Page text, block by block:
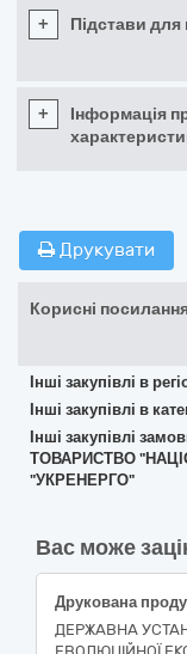
+ Підстави для
+
Інформація
Друкувати
Корисні
Інші закупівлі в
Інші закупівлі в
Інші закупівлі
ТОВАРИСТВО
"УКРЕНЕРГО"
Вас може
ДЕРЖАВНА